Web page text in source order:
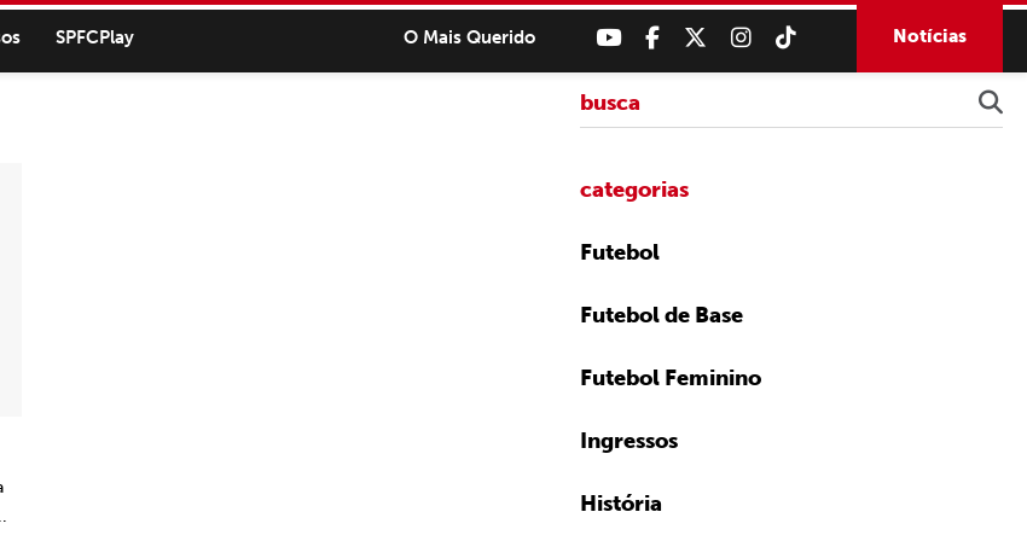
SPFCPlay O Mais Querido Notícias
categorias
Futebol
Futebol de Base
Futebol Feminino
Ingressos
História